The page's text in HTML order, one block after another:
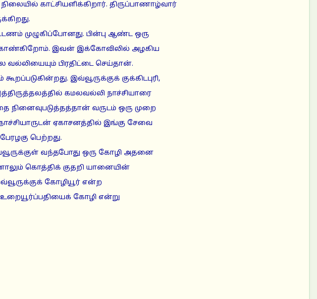
காட்சியளிக்கிறார். திருப்பாணாழ்வார்
முழுகிப்போனது. பின்பு ஆண்ட ஒரு
இவன் இக்கோவிலில் அழகிய
பிரதிட்டை செய்தான்.
இவ்வூருக்குக் குக்கிடபுரி,
கமலவல்லி நாச்சியாரை
நினைவுபடுத்தத்தான் வருடம் ஒரு முறை
ஏகாசனத்தில் இங்கு சேவை
பெற்றது.
வந்தபோது ஒரு கோழி அதனை
கொத்திக் குதறி யானையின்
கோழியூர் என்ற
உறையூர்ப்பதியைக் கோழி என்று